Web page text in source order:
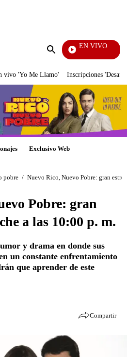
Enviar
EN VIVO
vivo 'Yo Me Llamo' Inscripciones
Exclusivo Web
pobre / Nuevo Rico, Nuevo Pobre: gran
Pobre: gran
a las 10:00 p. m.
y drama en donde sus
un constante enfrentamiento
que aprender de este
Compartir